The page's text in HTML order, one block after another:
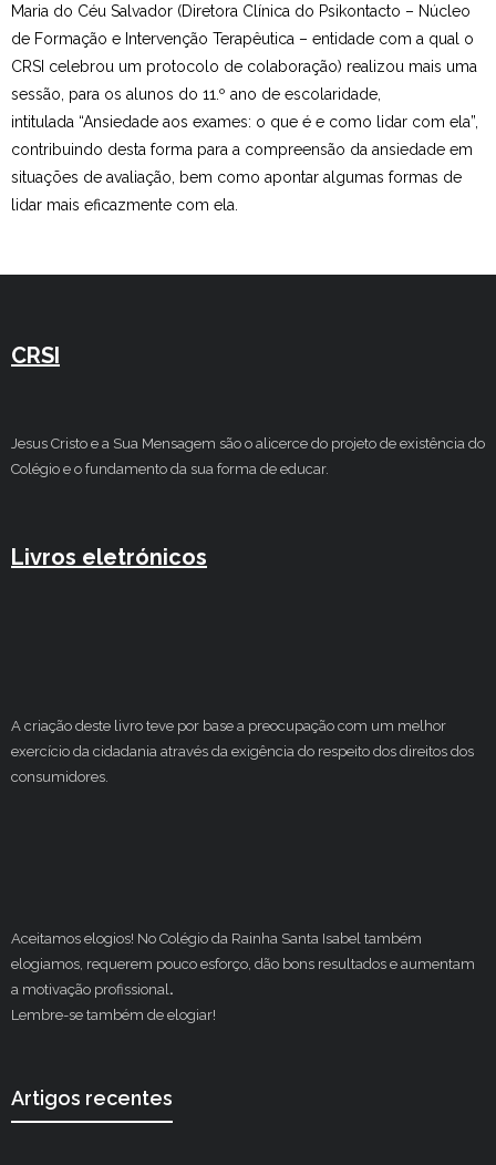
Maria do Céu Salvador (Diretora Clínica do Psikontacto – Núcleo
de Formação e Intervenção Terapêutica – entidade com a qual o
CRSI celebrou um protocolo de colaboração) realizou mais uma
sessão, para os alunos do 11.º ano de escolaridade,
intitulada “Ansiedade aos exames: o que é e como lidar com ela”,
contribuindo desta forma para a compreensão da ansiedade em
situações de avaliação, bem como apontar algumas formas de
lidar mais eficazmente com ela.
CRSI
Jesus Cristo e a Sua Mensagem são o alicerce do projeto de existência do
Colégio e o fundamento da sua forma de educar.
Livros eletrónicos
A criação deste livro teve por base a preocupação com um melhor
exercício da cidadania através da exigência do respeito dos direitos dos
consumidores.
Aceitamos elogios! No Colégio da Rainha Santa Isabel também
elogiamos, requerem pouco esforço, dão bons resultados e aumentam
a motivação profissional .
Lembre-se também de elogiar!
Artigos recentes